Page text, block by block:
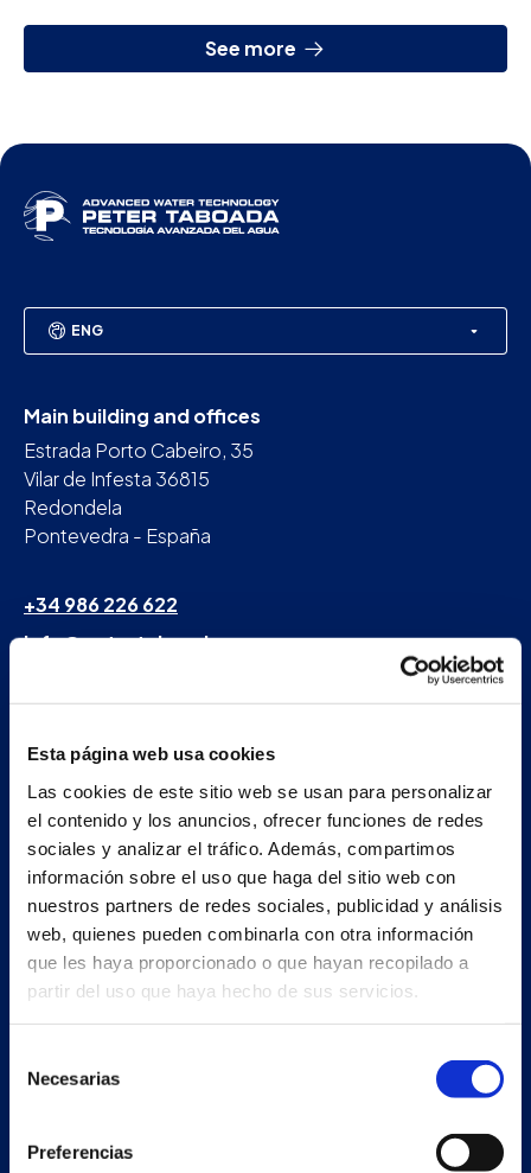
Esta página web usa cookies
Las cookies de este sitio web se usan para personalizar
el contenido y los anuncios, ofrecer funciones de redes
sociales y analizar el tráfico. Además, compartimos
información sobre el uso que haga del sitio web con
nuestros partners de redes sociales, publicidad y análisis
web, quienes pueden combinarla con otra información
que les haya proporcionado o que hayan recopilado a
partir del uso que haya hecho de sus servicios.
Necesarias
Preferencias
See more
ENG
Main building and offices
Estrada Porto Cabeiro, 35
Vilar de Infesta 36815
Redondela
Pontevedra - España
+34 986 226 622
info@petertaboada.com